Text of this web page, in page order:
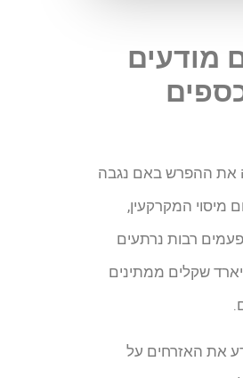
מודעים
את ההפרש באם נגבה
מיסוי המקרקעין,
רבות נרתעים
מסמכים. כך, לפי פרסום של מבקר המדינה באוקטובר 2021, מעל ל-3.5 מיליארד שקלים ממתינים
ליידע את האזרחים על